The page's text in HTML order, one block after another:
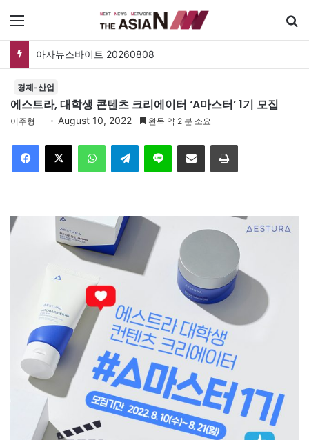
아자뉴스바이트 20260808
경제-산업
에스트라, 대학생 콘텐츠 크리에이터 ‘A마스터’ 1기 모집
이주형 August 10, 2022 완독 약 2 분 소요
Telegram 이메일